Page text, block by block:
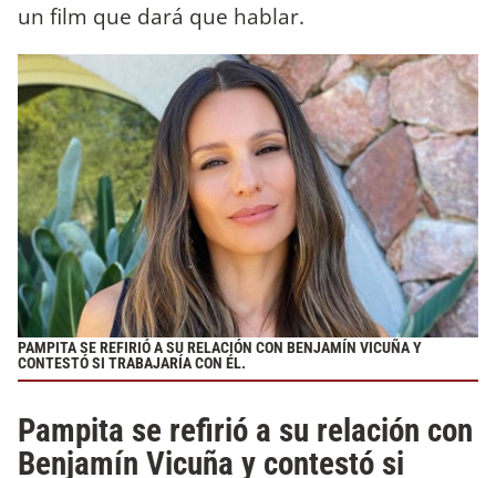
un film que dará que hablar.
PAMPITA SE REFIRIÓ A SU RELACIÓN CON BENJAMÍN VICUÑA Y
CONTESTÓ SI TRABAJARÍA CON ÉL.
Pampita se refirió a su relación con
Benjamín Vicuña y contestó si